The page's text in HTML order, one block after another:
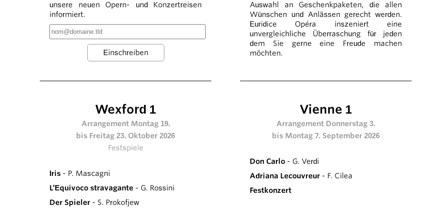
unsere neuen Opern- und Konzertreisen
informiert.
Auswahl an Geschenkpaketen, die allen
Wünschen und Anlässen gerecht werden.
Euridice Opéra inszeniert eine
unvergleichliche Überraschung für jeden
dem Sie gerne eine Freude machen
möchten.
Wexford 1
Arrangement Montag 19.
bis Freitag 23. Oktober 2026
Festspiele
Iris - P. Mascagni
L’Equivoco stravagante - G. Rossini
Der Spieler - S. Prokofjew
Vienne 1
Arrangement Donnerstag 3.
bis Montag 7. September 2026
Don Carlo - G. Verdi
Adriana Lecouvreur - F. Cilea
Festkonzert